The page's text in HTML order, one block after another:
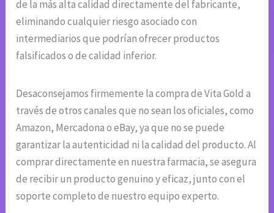
de la más alta calidad directamente del fabricante,
eliminando cualquier riesgo asociado con
intermediarios que podrían ofrecer productos
falsificados o de calidad inferior.
Desaconsejamos firmemente la compra de Vita Gold a
través de otros canales que no sean los oficiales, como
Amazon, Mercadona o eBay, ya que no se puede
garantizar la autenticidad ni la calidad del producto. Al
comprar directamente en nuestra farmacia, se asegura
de recibir un producto genuino y eficaz, junto con el
soporte completo de nuestro equipo experto.